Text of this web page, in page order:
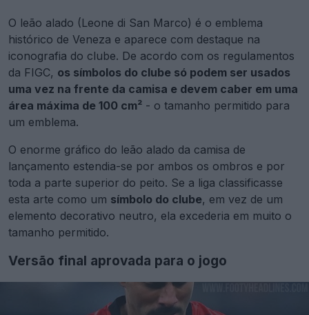
O leão alado (Leone di San Marco) é o emblema
histórico de Veneza e aparece com destaque na
iconografia do clube. De acordo com os regulamentos
da FIGC, os símbolos do clube só podem ser usados
uma vez na frente da camisa e devem caber em uma
área máxima de 100 cm² - o tamanho permitido para
um emblema.
O enorme gráfico do leão alado da camisa de
lançamento estendia-se por ambos os ombros e por
toda a parte superior do peito. Se a liga classificasse
esta arte como um símbolo do clube, em vez de um
elemento decorativo neutro, ela excederia em muito o
tamanho permitido.
Versão final aprovada para o jogo